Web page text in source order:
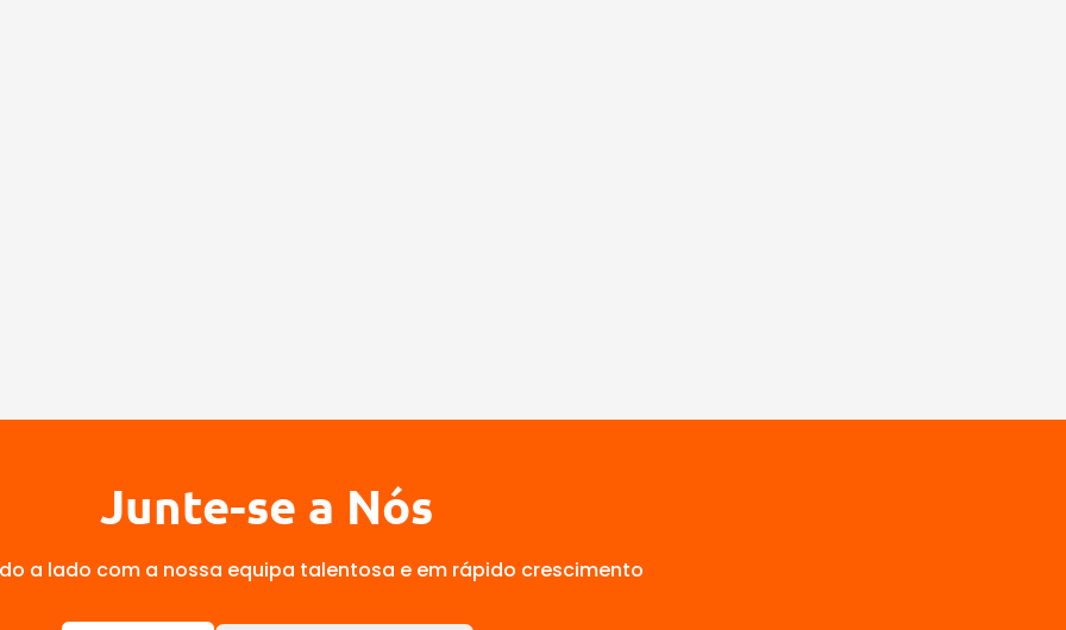
Junte-se a Nós
a lado com a nossa equipa talentosa e em rápido crescimento